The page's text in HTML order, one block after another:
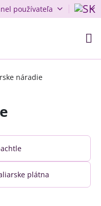
používateľa
náradie
plátna